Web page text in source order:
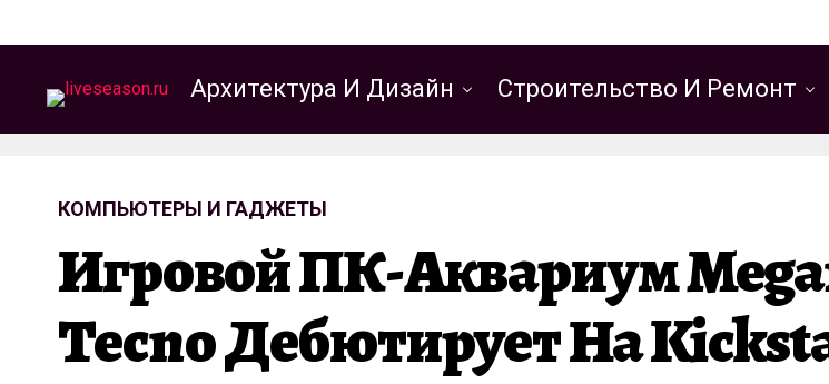
Архитектура И Дизайн Строительство И Ремонт
КОМПЬЮТЕРЫ И ГАДЖЕТЫ
Игровой ПК-Аквариум
Tecno Дебютирует На